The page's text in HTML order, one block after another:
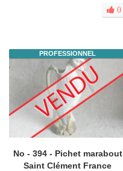
0
PROFESSIONNEL
No - 394 - Pichet marabout
Saint Clément France